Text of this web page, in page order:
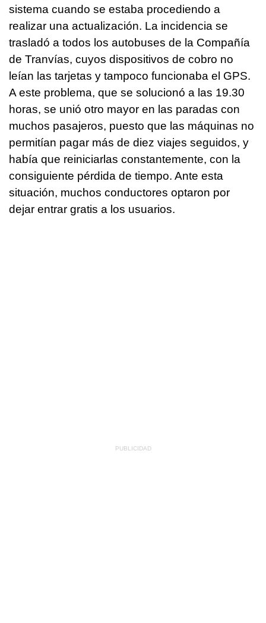
sistema cuando se estaba procediendo a
realizar una actualización. La incidencia se
trasladó a todos los autobuses de la Compañía
de Tranvías, cuyos dispositivos de cobro no
leían las tarjetas y tampoco funcionaba el GPS.
A este problema, que se solucionó a las 19.30
horas, se unió otro mayor en las paradas con
muchos pasajeros, puesto que las máquinas no
permitían pagar más de diez viajes seguidos, y
había que reiniciarlas constantemente, con la
consiguiente pérdida de tiempo. Ante esta
situación, muchos conductores optaron por
dejar entrar gratis a los usuarios.